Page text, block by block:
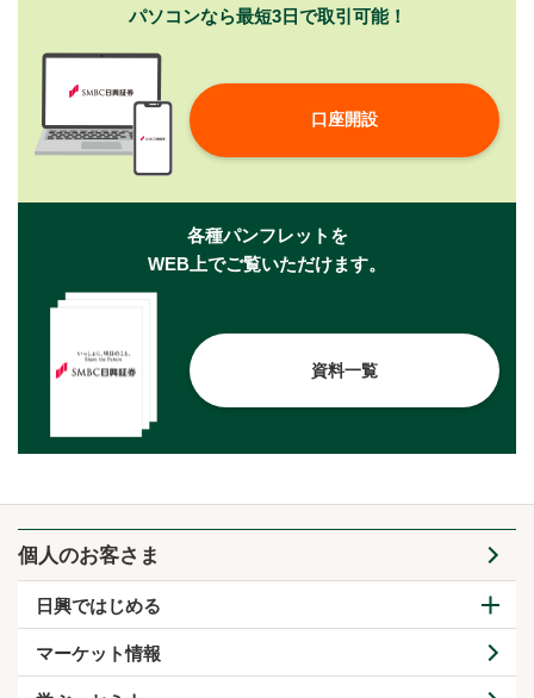
パソコンなら最短3日で取引可能！
口座開設
各種パンフレットを
WEB上でご覧いただけます。
資料一覧
個人のお客さま
日興ではじめる
マーケット情報